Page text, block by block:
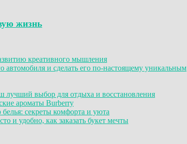
жизнь
креативного мышления
и сделать его по-настоящему уникальным
выбор для отдыха и восстановления
ароматы Burberry
секреты комфорта и уюта
и удобно, как заказать букет мечты